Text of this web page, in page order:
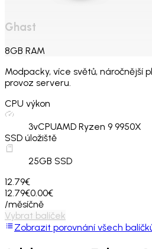
Ghast
8GB RAM
Modpacky, více světů, náročnější
provoz serveru.
CPU výkon
3vCPUAMD Ryzen 9 9950X
SSD úložiště
25GB SSD
12.79€
12.79€0.00€
/měsíčně
Vybrat balíček
Zobrazit porovnání všech